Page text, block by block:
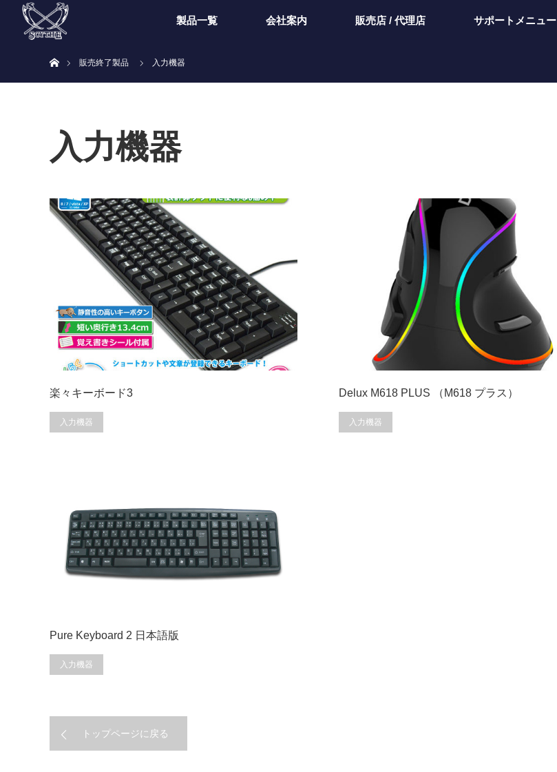
製品一覧 会社案内 販売店 / 代理店 サポートメニュー
販売終了製品
入力機器
入力機器
楽々キーボード3
入力機器
Delux M618 PLUS （M618 プラス）
入力機器
Pure Keyboard 2 日本語版
入力機器
トップページに戻る